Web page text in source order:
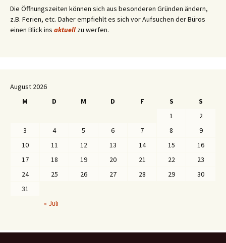
Die Öffnungszeiten können sich aus besonderen Gründen ändern,
z.B. Ferien, etc. Daher empfiehlt es sich vor Aufsuchen der Büros
einen Blick ins aktuell zu werfen.
August 2026
M
D M D F S
S
1
2
3
4 5 6 7 8
9
10
11 12 13 14 15
16
17
18 19 20 21 22
23
24
25 26 27 28 29
30
31
« Juli